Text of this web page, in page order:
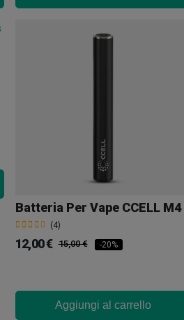
Batteria Per Vape CCELL M4
(4)
12,00 € 15,00 € -20%
Aggiungi al carrello